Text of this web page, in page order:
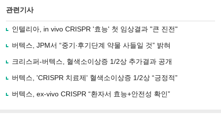
로
기
사
유
기
관련기사
인텔리아, in vivo CRISPR '효능' 첫 임상결과 "큰 진전"
버텍스, JPM서 “중기∙후기단계 약물 사들일 것” 밝혀
크리스퍼-버텍스, 혈색소이상증 1/2상 추가결과 공개
버텍스, 'CRISPR 치료제' 혈색소이상증 1/2상 “긍정적”
버텍스, ex-vivo CRISPR “환자서 효능+안전성 확인”